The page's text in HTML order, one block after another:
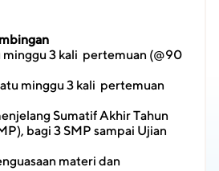
minggu 3 kali  pertemuan (@90
minggu 3 kali  pertemuan
Sumatif Akhir Tahun
bagi 3 SMP sampai Ujian
materi dan